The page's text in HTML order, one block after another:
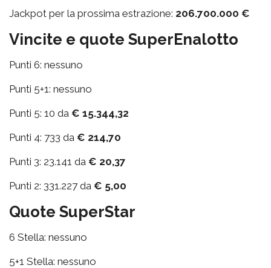
Jackpot per la prossima estrazione: 206.700.000 €
Vincite e quote SuperEnalotto
Punti 6: nessuno
Punti 5+1: nessuno
Punti 5: 10 da € 15.344,32
Punti 4: 733 da € 214,70
Punti 3: 23.141 da € 20,37
Punti 2: 331.227 da € 5,00
Quote SuperStar
6 Stella: nessuno
5+1 Stella: nessuno